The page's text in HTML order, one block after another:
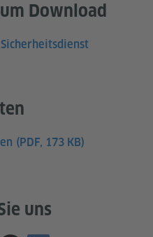
Download
(PDF, 173 KB)
uns